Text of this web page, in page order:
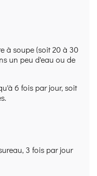
à soupe (soit 20 à 30
un peu d'eau ou de
6 fois par jour, soit
3 fois par jour